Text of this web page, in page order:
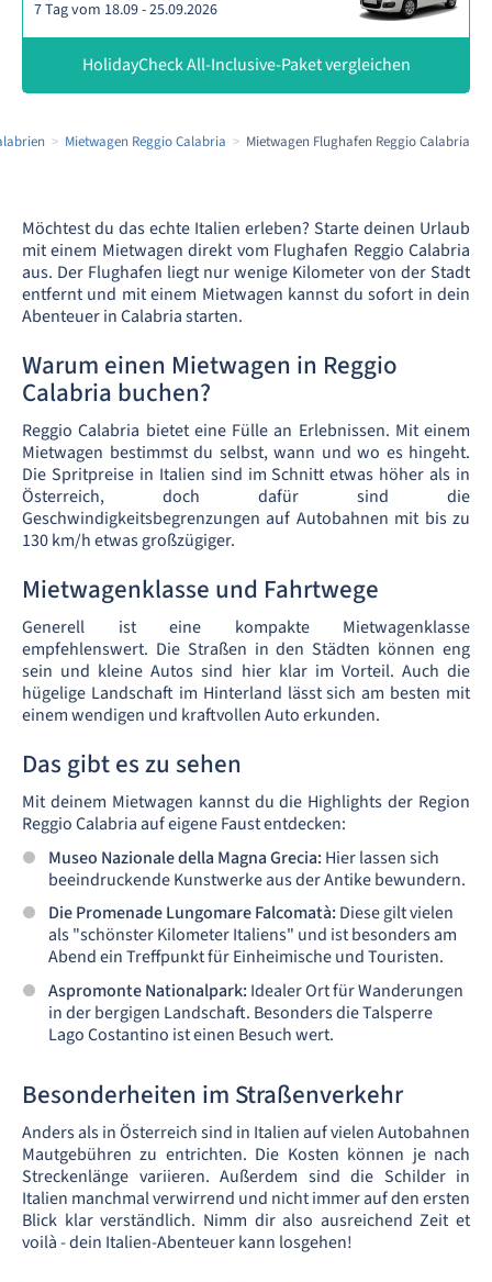
7 Tag vom 18.09 - 25.09.2026
HolidayCheck All-Inclusive-Paket vergleichen
Mietwagen Reggio Calabria Mietwagen Flughafen Reggio Calabria
Möchtest du das echte Italien erleben? Starte deinen Urlaub
mit einem Mietwagen direkt vom Flughafen Reggio Calabria
aus. Der Flughafen liegt nur wenige Kilometer von der Stadt
entfernt und mit einem Mietwagen kannst du sofort in dein
Abenteuer in Calabria starten.
Warum einen Mietwagen in Reggio
Calabria buchen?
Reggio Calabria bietet eine Fülle an Erlebnissen. Mit einem
Mietwagen bestimmst du selbst, wann und wo es hingeht.
Die Spritpreise in Italien sind im Schnitt etwas höher als in
Österreich, doch dafür sind die
Geschwindigkeitsbegrenzungen auf Autobahnen mit bis zu
130 km/h etwas großzügiger.
Mietwagenklasse und Fahrtwege
Generell ist eine kompakte Mietwagenklasse
empfehlenswert. Die Straßen in den Städten können eng
sein und kleine Autos sind hier klar im Vorteil. Auch die
hügelige Landschaft im Hinterland lässt sich am besten mit
einem wendigen und kraftvollen Auto erkunden.
Das gibt es zu sehen
Mit deinem Mietwagen kannst du die Highlights der Region
Reggio Calabria auf eigene Faust entdecken:
Museo Nazionale della Magna Grecia: Hier lassen sich
beeindruckende Kunstwerke aus der Antike bewundern.
Die Promenade Lungomare Falcomatà: Diese gilt vielen
als "schönster Kilometer Italiens" und ist besonders am
Abend ein Treffpunkt für Einheimische und Touristen.
Aspromonte Nationalpark: Idealer Ort für Wanderungen
in der bergigen Landschaft. Besonders die Talsperre
Lago Costantino ist einen Besuch wert.
Besonderheiten im Straßenverkehr
Anders als in Österreich sind in Italien auf vielen Autobahnen
Mautgebühren zu entrichten. Die Kosten können je nach
Streckenlänge variieren. Außerdem sind die Schilder in
Italien manchmal verwirrend und nicht immer auf den ersten
Blick klar verständlich. Nimm dir also ausreichend Zeit et
voilà - dein Italien-Abenteuer kann losgehen!